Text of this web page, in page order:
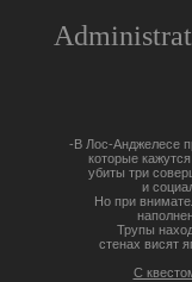
-В Лос-Анджелесе
которые
убиты три
и
Но при
Трупы
стенах висят
С